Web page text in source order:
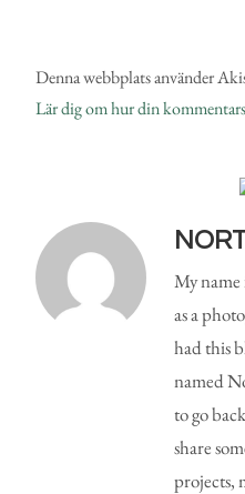
Denna webbplats använder
Lär dig om hur din
My
as a
had this
named
to go
share
projects,